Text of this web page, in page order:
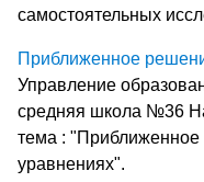
самостоятельных
Приближенное
Управление
средняя школа №36
тема : "Приближенное
уравнениях".